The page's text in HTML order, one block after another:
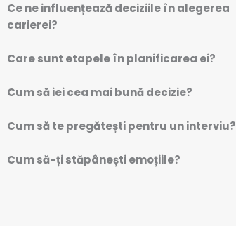
Ce ne influențează deciziile în alegerea
carierei?
Care sunt etapele în planificarea ei?
Cum să iei cea mai bună decizie?
Cum să te pregătești pentru un interviu?
Cum să-ți stăpânești emoțiile?